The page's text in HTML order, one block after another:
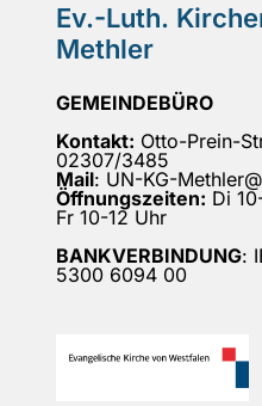
Ev.-Luth.
Methler
GEMEINDEBÜRO
Kontakt: Otto-Prein-
02307/3485
Mail: UN-KG-
Öffnungszeiten: Di
Fr 10-12 Uhr
BANKVERBINDUNG:
5300 6094 00